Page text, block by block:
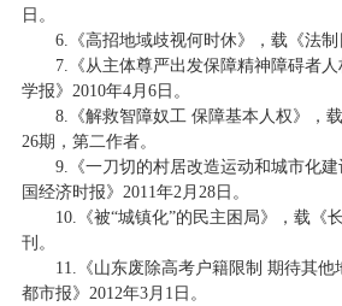
日。
6.《高招地域歧视何时休》，载《法制
7.《从主体尊严出发保障精神障碍者
学报》2010年4月6日。
8.《解救智障奴工 保障基本人权》，
26期，第二作者。
9.《一刀切的村居改造运动和城市化
国经济时报》2011年2月28日。
10.《被“城镇化”的民主困局》，载《
刊。
11.《山东废除高考户籍限制 期待其
都市报》2012年3月1日。